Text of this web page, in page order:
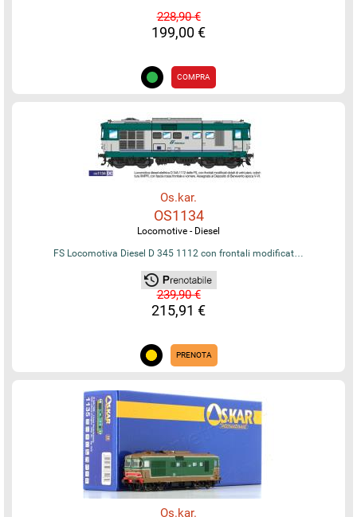
228,90 €
199,00 €
COMPRA
Os.kar.
OS1134
Locomotive - Diesel
FS Locomotiva Diesel D 345 1112 con frontali modificat…
239,90 €
215,91 €
PRENOTA
Os.kar.